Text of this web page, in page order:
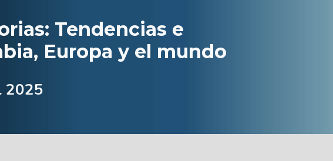
Tendencias e
Europa y el mundo
2025